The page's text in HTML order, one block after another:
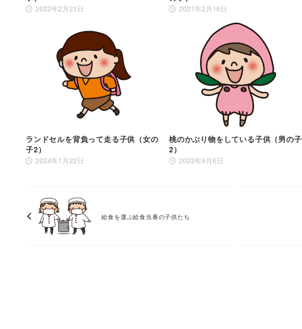
2022年2月21日 2021年2月16日
ランドセルを背負って走る子供（女の
子2）
2024年1月22日
桃のかぶり物をしている子供（男の子
2）
2022年9月6日
給食を運ぶ給食当番の子供たち